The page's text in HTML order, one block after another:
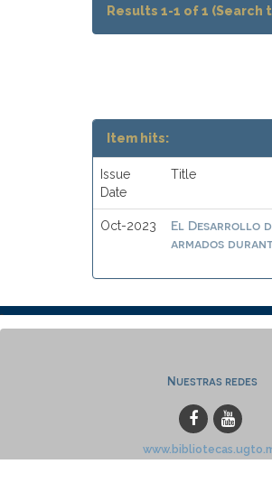
Results 1-1 of 1 (Search
Item hits:
Issue
Date
Title
Oct-2023
El Desarrollo
armados
Nuestras redes